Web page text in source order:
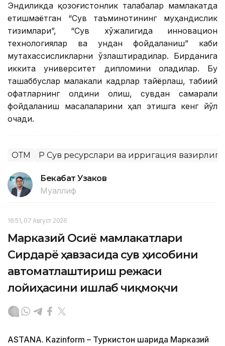
Эндиликда қозоғистонлик талабалар мамлакатда
етишмаётган “Сув таъминотининг муҳандислик
тизимлари”, “Сув хўжалигида инновацион
технологиялар ва ундан фойдаланиш” каби
мутахассисликларни ўзлаштирадилар. Бирданига
иккита университет дипломини оладилар. Бу
ташаббуслар малакали кадрлар тайёрлаш, табиий
офатларнинг олдини олиш, сувдан самарали
фойдаланиш масалаларини ҳал этишга кенг йўл
очади.
ОТМ ҚР Сув ресурслари ва ирригация вазирлиги
Бекабат Узаков
Муаллиф
16:51, 07 Август 2026
Марказий Осиё мамлакатлари
Сирдарё ҳавзасида сув ҳисобини
автоматлаштириш режаси
лойиҳасини ишлаб чиқмоқчи
ASTANA. Kazinform – Туркистон шаҳрида Марказий